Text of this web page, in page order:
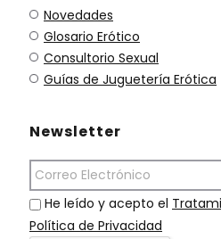
Novedades
Glosario Erótico
Consultorio Sexual
Guías de Juguetería Erótica
Newsletter
He leído y acepto el
Política de Privacidad